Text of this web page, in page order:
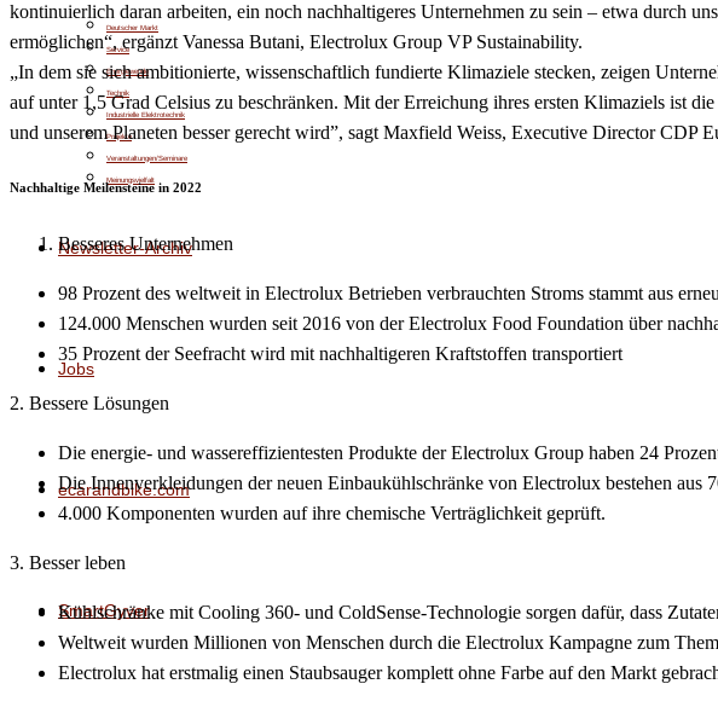
Deutscher Markt
Service
Energiewende
Technik
Industrielle Elektrotechnik
Projekte
Veranstaltungen/Seminare
Meinungsvielfalt
Newsletter-Archiv
Jobs
ecarandbike.com
SmartGyver
kontinuierlich daran arbeiten, ein noch nachhaltigeres Unternehmen zu sein – etwa durch
ermöglichen“, ergänzt Vanessa Butani, Electrolux Group VP Sustainability.
„In dem sie sich ambitionierte, wissenschaftlich fundierte Klimaziele stecken, zeigen
auf unter 1,5 Grad Celsius zu beschränken. Mit der Erreichung ihres ersten Klimaziels ist
und unserem Planeten besser gerecht wird”, sagt Maxfield Weiss, Executive Director CDP
Nachhaltige Meilensteine in 2022
Besseres Unternehmen
98 Prozent des weltweit in Electrolux Betrieben verbrauchten Stroms stammt aus
124.000 Menschen wurden seit 2016 von der Electrolux Food Foundation über
35 Prozent der Seefracht wird mit nachhaltigeren Kraftstoffen transportiert
2. Bessere Lösungen
Die energie- und wassereffizientesten Produkte der Electrolux Group haben 24
Die Innenverkleidungen der neuen Einbaukühlschränke von Electrolux bestehen aus
4.000 Komponenten wurden auf ihre chemische Verträglichkeit geprüft.
3. Besser leben
Kühlschränke mit Cooling 360- und ColdSense-Technologie sorgen dafür, dass
Weltweit wurden Millionen von Menschen durch die Electrolux Kampagne zum
Electrolux hat erstmalig einen Staubsauger komplett ohne Farbe auf den Markt